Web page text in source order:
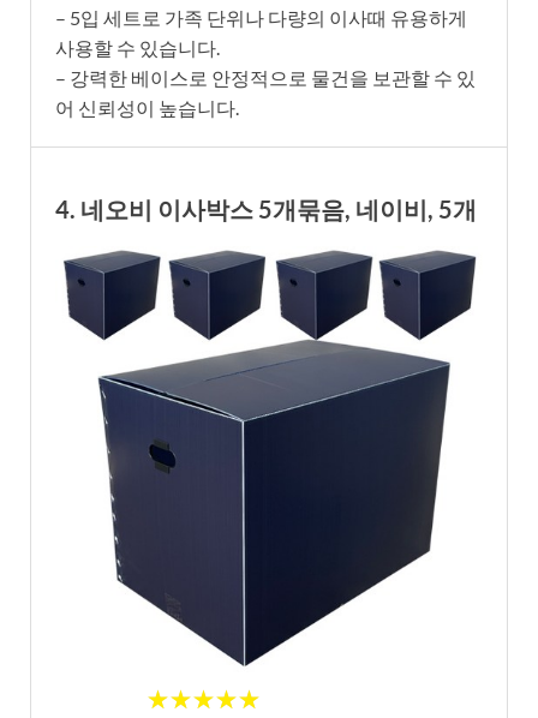
– 5입 세트로 가족 단위나 다량의 이사때 유용하게
사용할 수 있습니다.
– 강력한 베이스로 안정적으로 물건을 보관할 수 있
어 신뢰성이 높습니다.
4. 네오비 이사박스 5개묶음, 네이비, 5개
★★★★★
★★★★★